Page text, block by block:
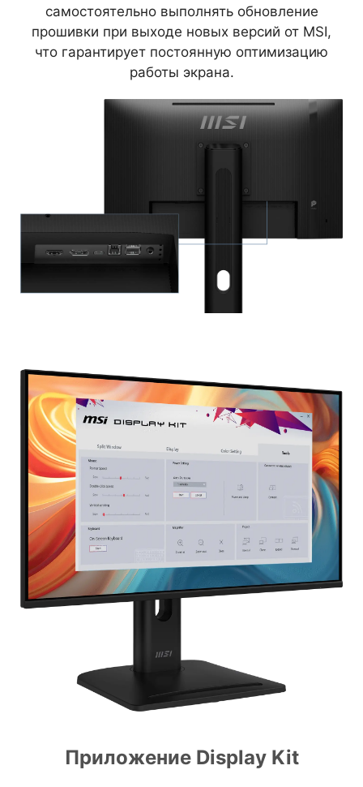
самостоятельно выполнять обновление
прошивки при выходе новых версий от MSI,
что гарантирует постоянную оптимизацию
работы экрана.
Приложение Display Kit